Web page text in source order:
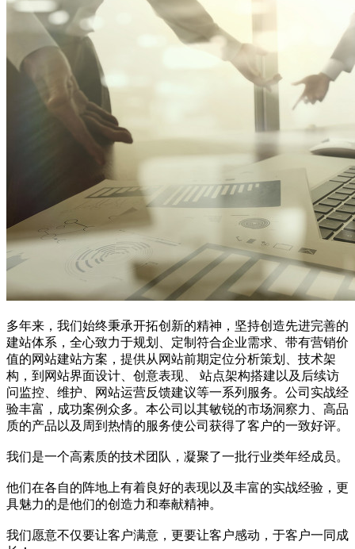
多年来，我们始终秉承开拓创新的精神，坚持创造先进完善的
建站体系，全心致力于规划、定制符合企业需求、带有营销价
值的网站建站方案，提供从网站前期定位分析策划、技术架
构，到网站界面设计、创意表现、 站点架构搭建以及后续访
问监控、维护、网站运营反馈建议等一系列服务。公司实战经
验丰富，成功案例众多。本公司以其敏锐的市场洞察力、高品
质的产品以及周到热情的服务使公司获得了客户的一致好评。
我们是一个高素质的技术团队，凝聚了一批行业类年经成员。
他们在各自的阵地上有着良好的表现以及丰富的实战经验，更
具魅力的是他们的创造力和奉献精神。
我们愿意不仅要让客户满意，更要让客户感动，于客户一同成